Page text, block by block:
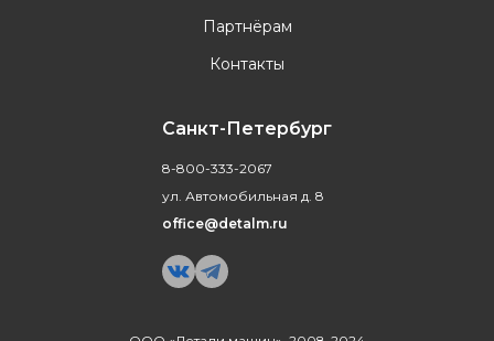
Партнёрам
Контакты
Санкт-Петербург
8-800-333-2067
ул. Автомобильная д. 8
office@detalm.ru